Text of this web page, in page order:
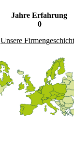
Jahre Erfahrung
0
Unsere